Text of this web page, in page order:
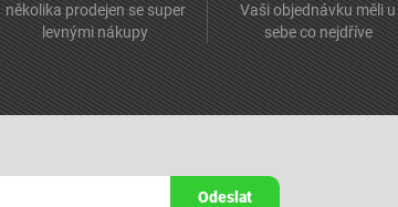
několika prodejen se super
levnými nákupy
Vaši objednávku měli u
sebe co nejdříve
Odeslat